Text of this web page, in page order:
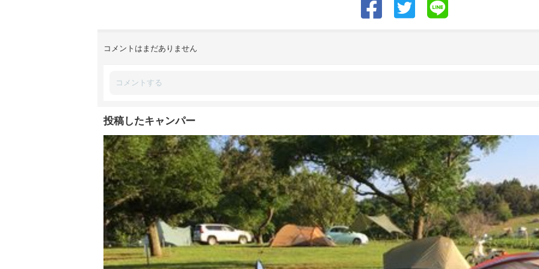
コメントはまだありません
投稿したキャンパー